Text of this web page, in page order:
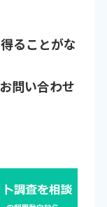
ることがな
問い合わせ